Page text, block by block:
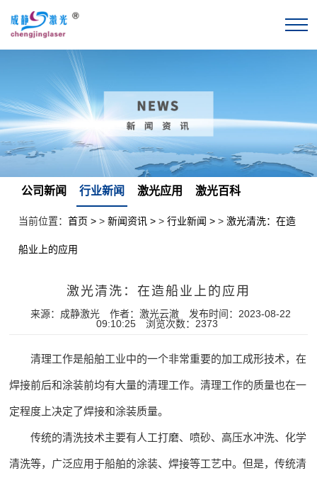
公司新闻 行业新闻 激光应用 激光百科
当前位置：首页 >新闻资讯 >行业新闻 >激光清洗：在造
船业上的应用
激光清洗：在造船业上的应用
来源：成静激光 作者：激光云澈
发布时间：2023-08-22
09:10:25
浏览次数：2373
清理工作是船舶工业中的一个非常重要的加工成形技术，在
焊接前后和涂装前均有大量的清理工作。清理工作的质量也在一
定程度上决定了焊接和涂装质量。
传统的清洗技术主要有人工打磨、喷砂、高压水冲洗、化学
清洗等，广泛应用于船舶的涂装、焊接等工艺中。但是，传统清